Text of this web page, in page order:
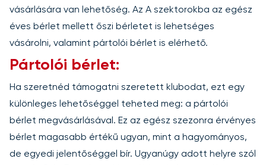
vásárlására van lehetőség. Az A szektorokba az egész
éves bérlet mellett őszi bérletet is lehetséges
vásárolni, valamint pártolói bérlet is elérhető.
Pártolói bérlet:
Ha szeretnéd támogatni szeretett klubodat, ezt egy
különleges lehetőséggel teheted meg: a pártolói
bérlet megvásárlásával. Ez az egész szezonra érvényes
bérlet magasabb értékű ugyan, mint a hagyományos,
de egyedi jelentőséggel bír. Ugyanúgy adott helyre szól